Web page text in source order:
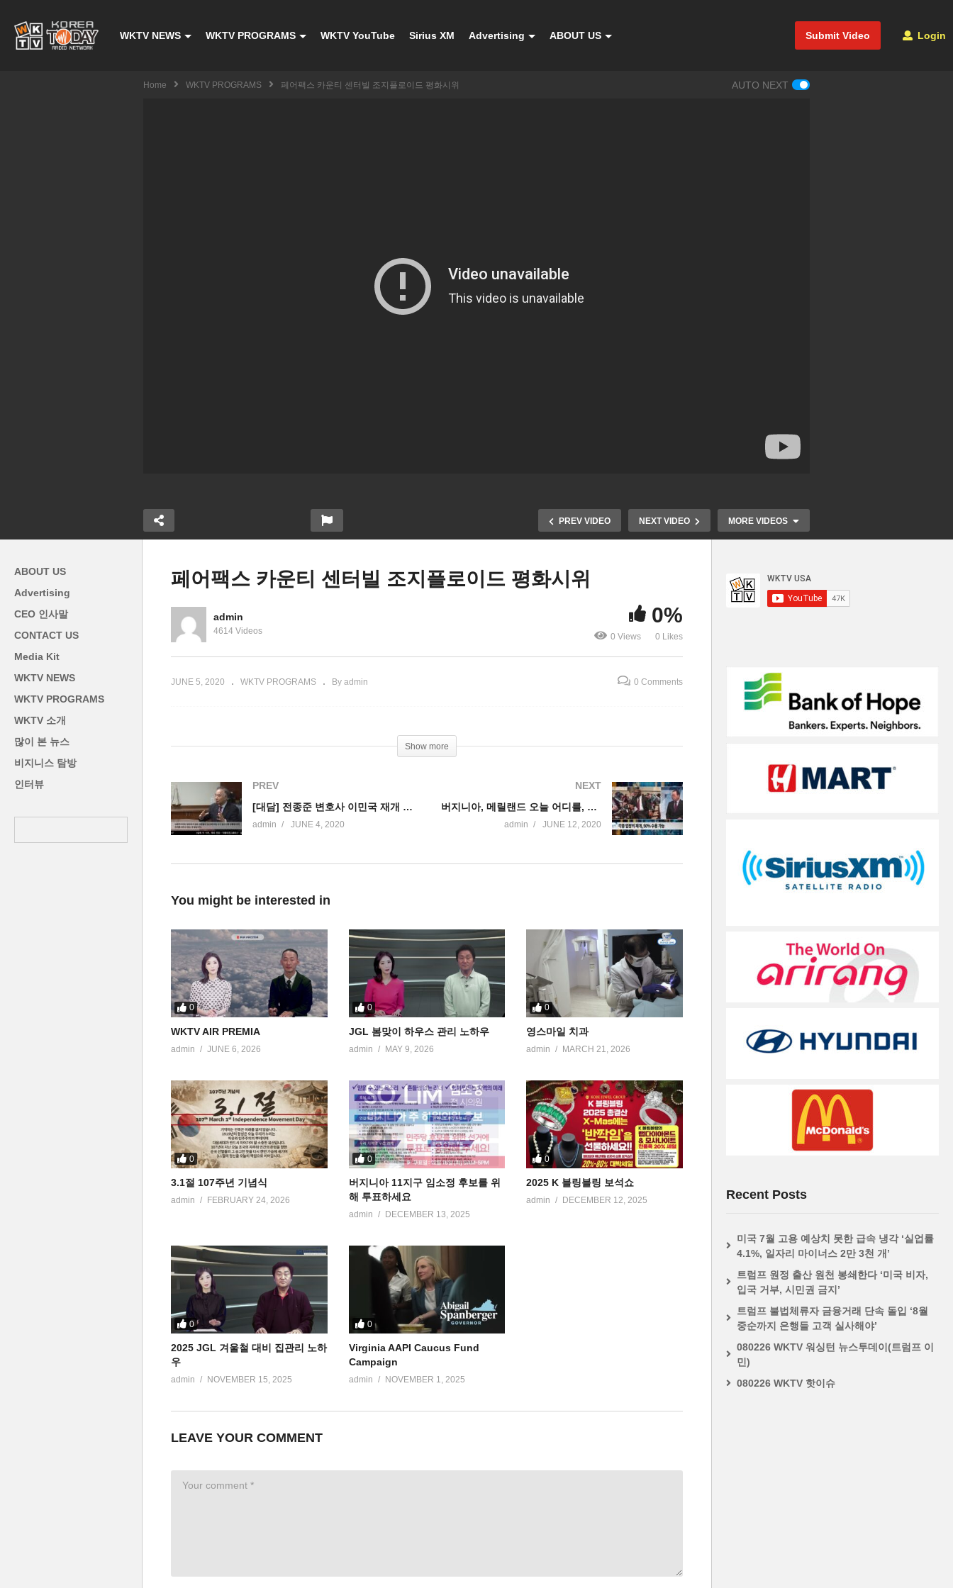
Submit Video Login
WKTV NEWS WKTV PROGRAMS WKTV YouTube Sirius XM Advertising ABOUT US
Home WKTV PROGRAMS 페어팩스 카운티 센터빌 조지플로이드 평화시위 AUTO NEXT
PREV VIDEO NEXT VIDEO MORE VIDEOS
워싱턴 일원 재개방 시작 주의
해야 할 점은 무엇인가?
ABOUT US
Advertising
CEO 인사말
CONTACT US
Media Kit
WKTV NEWS
WKTV PROGRAMS
WKTV 소개
많이 본 뉴스
비지니스 탐방
인터뷰
페어팩스 카운티 센터빌 조지플로이드 평화시위
admin
4614 Videos
0%
0 Views 0 Likes
JUNE 5, 2020 WKTV PROGRAMS By admin 0 Comments
Show more
PREV
[대담] 전종준 변호사 이민국 재개 ‘인터뷰 없는 영주권 승인’
admin JUNE 4, 2020
NEXT
버지니아, 메릴랜드 오늘 어디를, 얼마나 더 오픈했나
admin JUNE 12, 2020
You might be interested in
0
WKTV AIR PREMIA
admin JUNE 6, 2026
0
JGL 봄맞이 하우스 관리 노하우
admin MAY 9, 2026
0
영스마일 치과
admin MARCH 21, 2026
0
3.1절 107주년 기념식
admin FEBRUARY 24, 2026
0
버지니아 11지구 임소정 후보를 위
해 투표하세요
admin DECEMBER 13, 2025
0
2025 K 블링블링 보석쇼
admin DECEMBER 12, 2025
0
2025 JGL 겨울철 대비 집관리 노하
우
admin NOVEMBER 15, 2025
0
Virginia AAPI Caucus Fund
Campaign
admin NOVEMBER 1, 2025
LEAVE YOUR COMMENT
Recent Posts
미국 7월 고용 예상치 못한 급속 냉각 ‘실업률
4.1%, 일자리 마이너스 2만 3천 개’
트럼프 원정 출산 원천 봉쇄한다 ‘미국 비자,
입국 거부, 시민권 금지’
트럼프 불법체류자 금융거래 단속 돌입 ‘8월
중순까지 은행들 고객 실사해야’
080226 WKTV 워싱턴 뉴스투데이(트럼프 이
민)
080226 WKTV 핫이슈